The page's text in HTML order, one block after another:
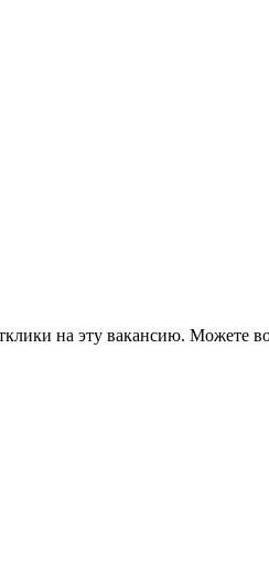
на эту вакансию. Можете